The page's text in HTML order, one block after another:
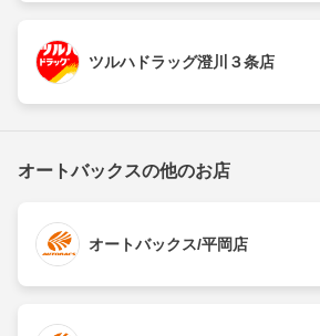
ツルハドラッグ澄川３条店
オートバックスの他のお店
オートバックス/平岡店